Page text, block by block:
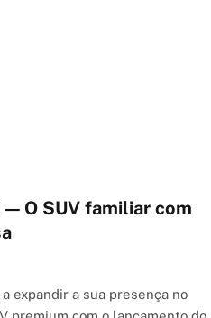
— O SUV familiar com
expandir a sua presença no